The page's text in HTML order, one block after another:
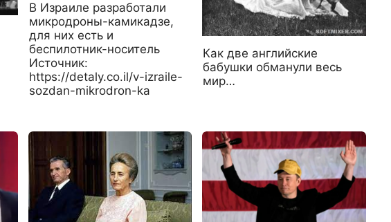
В Израиле разработали
микродроны-камикадзе,
для них есть и
беспилотник-носитель
Источник:
https://detaly.co.il/v-izraile-
sozdan-mikrodron-ka
Как две английские
бабушки обманули весь
мир…